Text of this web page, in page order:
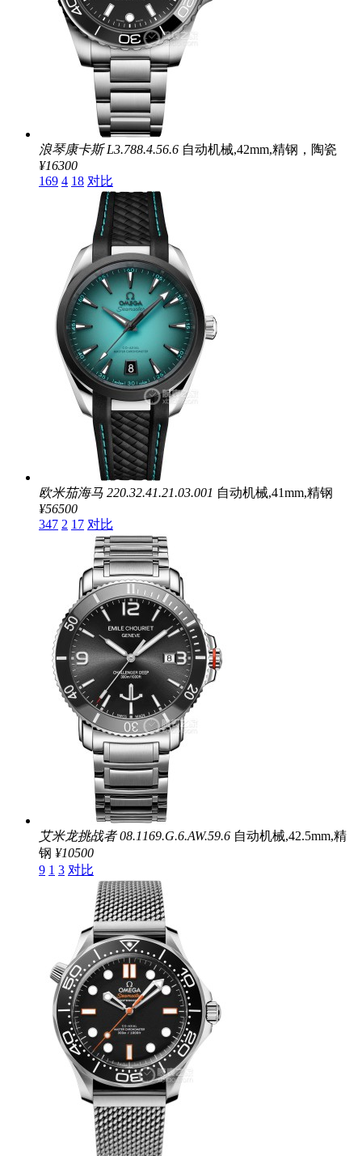
浪琴康卡斯 L3.788.4.56.6 自动机械,42mm,精钢，陶瓷
¥16300
169 4 18 对比
欧米茄海马 220.32.41.21.03.001 自动机械,41mm,精钢
¥56500
347 2 17 对比
艾米龙挑战者 08.1169.G.6.AW.59.6 自动机械,42.5mm,精
钢 ¥10500
9 1 3 对比